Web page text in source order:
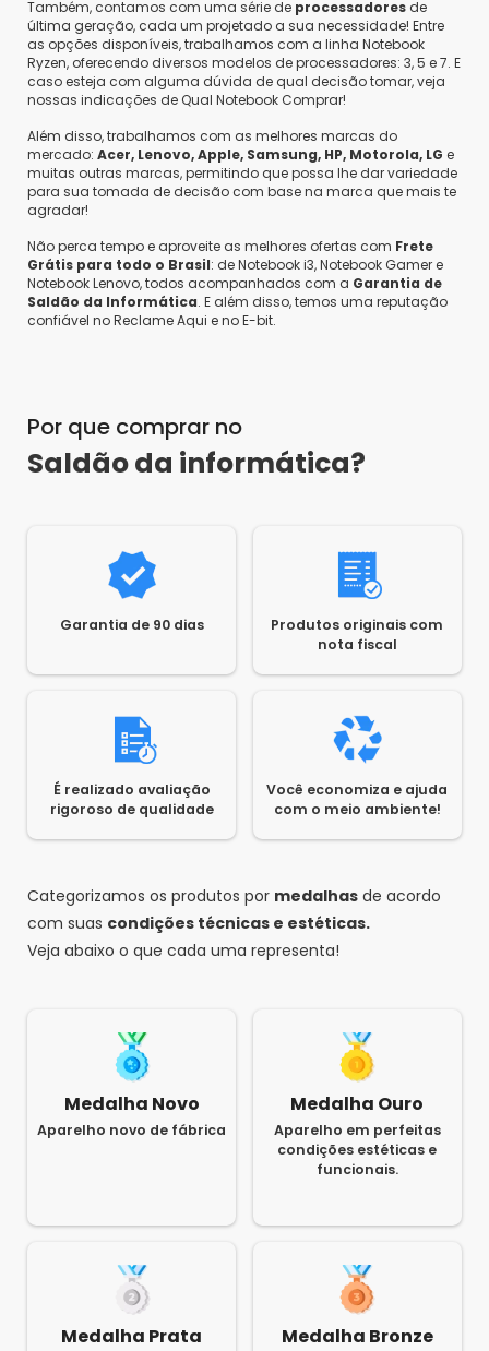
Também, contamos com uma série de processadores de
última geração, cada um projetado a sua necessidade! Entre
as opções disponíveis, trabalhamos com a linha Notebook
Ryzen, oferecendo diversos modelos de processadores: 3, 5 e 7. E
caso esteja com alguma dúvida de qual decisão tomar, veja
nossas indicações de Qual Notebook Comprar!
Além disso, trabalhamos com as melhores marcas do
mercado: Acer, Lenovo, Apple, Samsung, HP, Motorola, LG e
muitas outras marcas, permitindo que possa lhe dar variedade
para sua tomada de decisão com base na marca que mais te
agradar!
Não perca tempo e aproveite as melhores ofertas com Frete
Grátis para todo o Brasil: de Notebook i3, Notebook Gamer e
Notebook Lenovo, todos acompanhados com a Garantia de
Saldão da Informática. E além disso, temos uma reputação
confiável no Reclame Aqui e no E-bit.
Por que comprar no
Saldão da informática?
Garantia de 90 dias
Produtos originais com
nota fiscal
É realizado avaliação
rigoroso de qualidade
Você economiza e ajuda
com o meio ambiente!
Categorizamos os produtos por medalhas de acordo
com suas condições técnicas e estéticas.
Veja abaixo o que cada uma representa!
Medalha Novo
Aparelho novo de fábrica
Medalha Ouro
Aparelho em perfeitas
condições estéticas e
funcionais.
Medalha Prata Medalha Bronze